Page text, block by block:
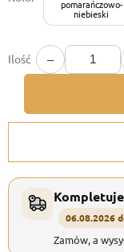
pomarańczowo-
niebieski
Ilość −
06.08.2026
Zamów, a